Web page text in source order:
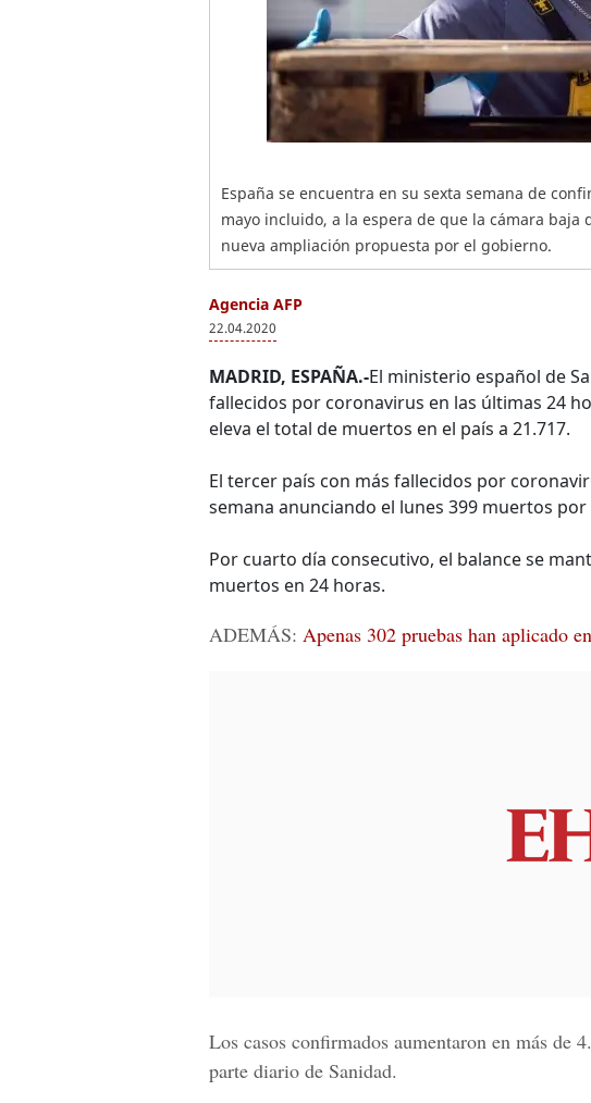
España se encuentra en su sexta semana de
mayo incluido, a la espera de que la cámara baja
nueva ampliación propuesta por el gobierno.
Agencia AFP
22.04.2020
MADRID, ESPAÑA.-El ministerio español de
fallecidos por coronavirus en las últimas 24
eleva el total de muertos en el país a 21.717.
El tercer país con más fallecidos por
semana anunciando el lunes 399 muertos
Por cuarto día consecutivo, el balance se
muertos en 24 horas.
ADEMÁS: Apenas 302 pruebas han aplicado
Los casos confirmados aumentaron en más de
parte diario de Sanidad.